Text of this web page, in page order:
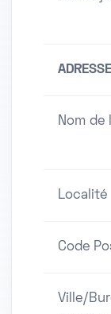
ADRESSE
Nom de
Localité
Code
Ville/